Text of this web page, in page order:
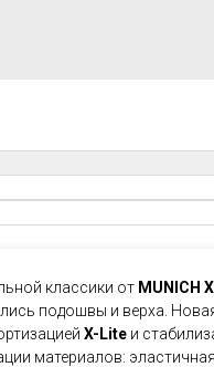
классики от MUNICH X
подошвы и верха.
X-Lite и
материалов: